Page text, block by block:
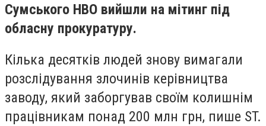
Сумського НВО вийшли на мітинг під
обласну прокуратуру.
Кілька десятків людей знову вимагали
розслідування злочинів керівництва
заводу, який заборгував своїм колишнім
працівникам понад 200 млн грн, пише ST.